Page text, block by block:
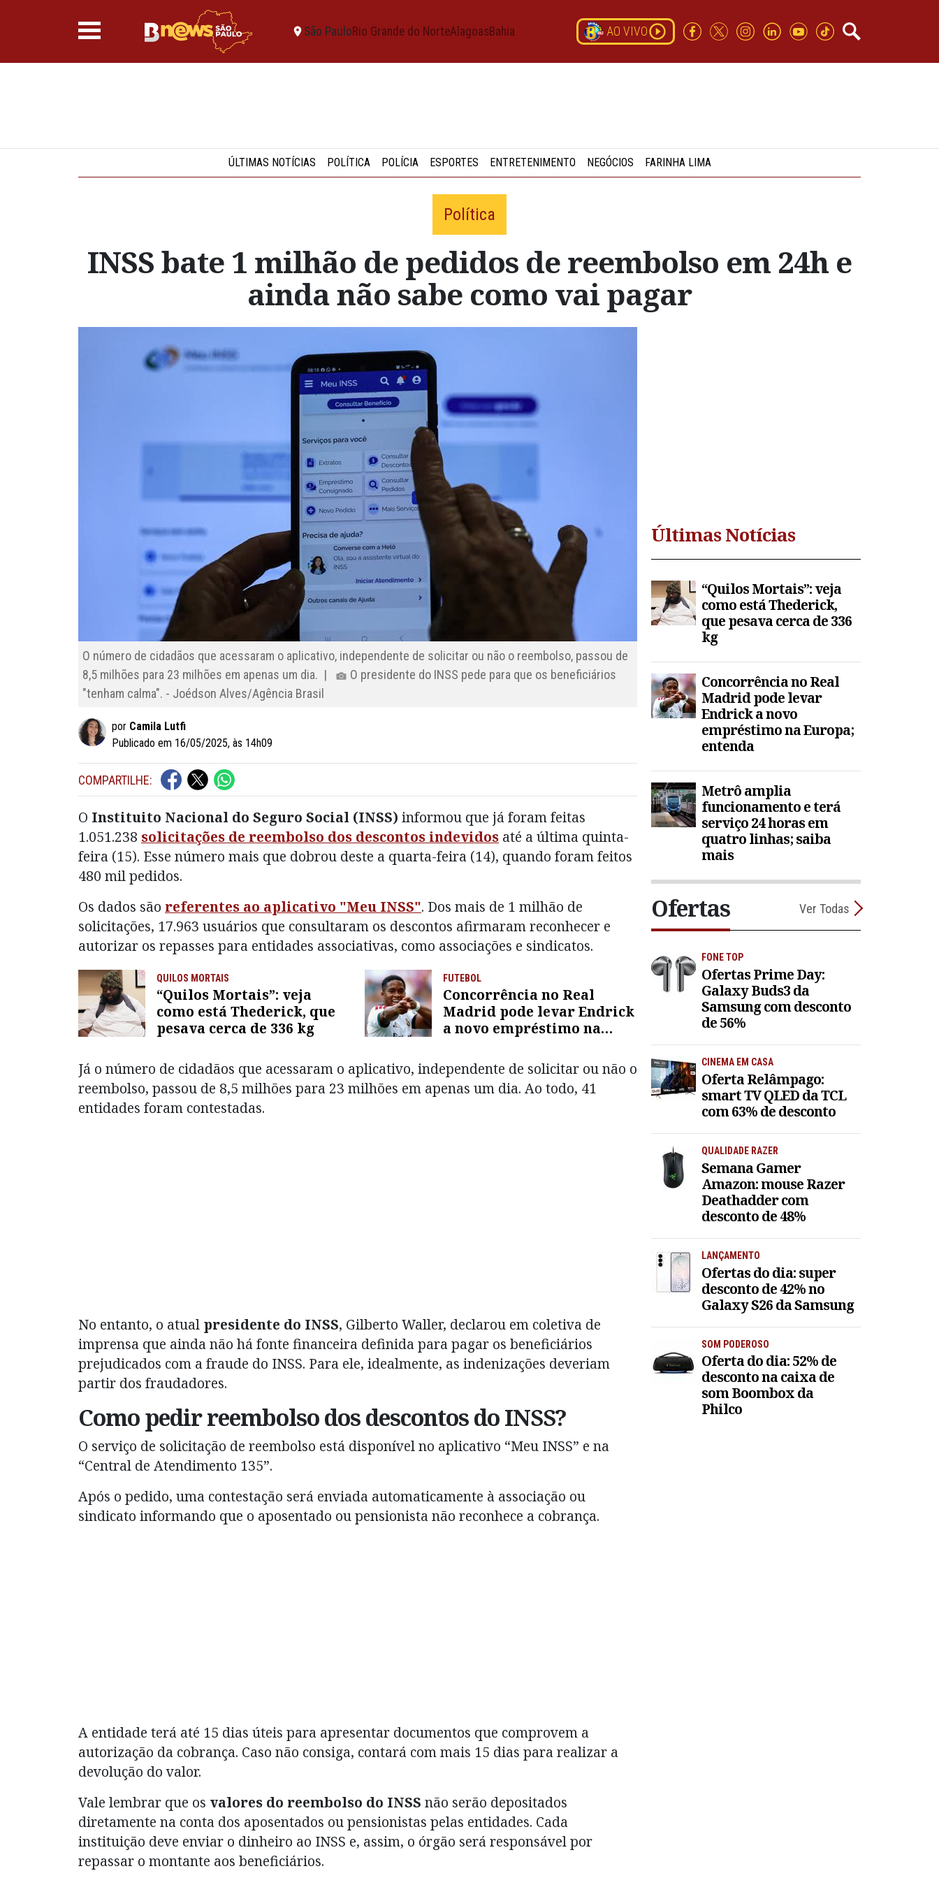
São PauloRio Grande do NorteAlagoasBahia AO VIVO
ÚLTIMAS NOTÍCIAS POLÍTICA POLÍCIA ESPORTES ENTRETENIMENTO NEGÓCIOS FARINHA LIMA
Política
INSS bate 1 milhão de pedidos de reembolso em 24h e
ainda não sabe como vai pagar
O número de cidadãos que acessaram o aplicativo, independente de solicitar ou não o reembolso, passou de
8,5 milhões para 23 milhões em apenas um dia. |
O presidente do INSS pede para que os beneficiários
"tenham calma". - Joédson Alves/Agência Brasil
por Camila Lutfi
Publicado em 16/05/2025, às 14h09
COMPARTILHE:
O Instituito Nacional do Seguro Social (INSS) informou que já foram feitas
1.051.238 solicitações de reembolso dos descontos indevidos até a última quinta-
feira (15). Esse número mais que dobrou deste a quarta-feira (14), quando foram feitos
480 mil pedidos.
Os dados são referentes ao aplicativo "Meu INSS". Dos mais de 1 milhão de
solicitações, 17.963 usuários que consultaram os descontos afirmaram reconhecer e
autorizar os repasses para entidades associativas, como associações e sindicatos.
QUILOS MORTAIS
“Quilos Mortais”: veja
como está Thederick, que
pesava cerca de 336 kg
FUTEBOL
Concorrência no Real
Madrid pode levar Endrick
a novo empréstimo na
Já o número de cidadãos que acessaram o aplicativo, independente de solicitar ou não o
reembolso, passou de 8,5 milhões para 23 milhões em apenas um dia. Ao todo, 41
entidades foram contestadas.
No entanto, o atual presidente do INSS, Gilberto Waller, declarou em coletiva de
imprensa que ainda não há fonte financeira definida para pagar os beneficiários
prejudicados com a fraude do INSS. Para ele, idealmente, as indenizações deveriam
partir dos fraudadores.
Como pedir reembolso dos descontos do INSS?
O serviço de solicitação de reembolso está disponível no aplicativo “Meu INSS” e na
“Central de Atendimento 135”.
Após o pedido, uma contestação será enviada automaticamente à associação ou
sindicato informando que o aposentado ou pensionista não reconhece a cobrança.
A entidade terá até 15 dias úteis para apresentar documentos que comprovem a
autorização da cobrança. Caso não consiga, contará com mais 15 dias para realizar a
devolução do valor.
Vale lembrar que os valores do reembolso do INSS não serão depositados
diretamente na conta dos aposentados ou pensionistas pelas entidades. Cada
instituição deve enviar o dinheiro ao INSS e, assim, o órgão será responsável por
repassar o montante aos beneficiários.
Últimas Notícias
“Quilos Mortais”: veja
como está Thederick,
que pesava cerca de 336
kg
Concorrência no Real
Madrid pode levar
Endrick a novo
empréstimo na Europa;
entenda
Metrô amplia
funcionamento e terá
serviço 24 horas em
quatro linhas; saiba
mais
Ofertas Ver Todas
FONE TOP
Ofertas Prime Day:
Galaxy Buds3 da
Samsung com desconto
de 56%
CINEMA EM CASA
Oferta Relâmpago:
smart TV QLED da TCL
com 63% de desconto
QUALIDADE RAZER
Semana Gamer
Amazon: mouse Razer
Deathadder com
desconto de 48%
LANÇAMENTO
Ofertas do dia: super
desconto de 42% no
Galaxy S26 da Samsung
SOM PODEROSO
Oferta do dia: 52% de
desconto na caixa de
som Boombox da
Philco